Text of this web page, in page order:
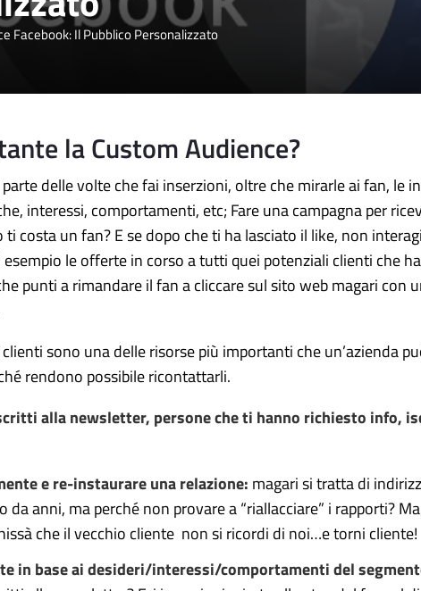
Facebook: Il Pubblico Personalizzato
la Custom Audience?
delle volte che fai inserzioni, oltre che mirarle ai fan, le
interessi, comportamenti, etc; Fare una campagna per
costa un fan? E se dopo che ti ha lasciato il like, non
esempio le offerte in corso a tutti quei potenziali clienti che
punti a rimandare il fan a cliccare sul sito web magari con
sono una delle risorse più importanti che un’azienda
rendono possibile ricontattarli.
alla newsletter, persone che ti hanno richiesto info,
e re-instaurare una relazione: magari si tratta di
da anni, ma perché non provare a “riallacciare” i rapporti?
che il vecchio cliente non si ricordi di noi…e torni cliente!
in base ai desideri/interessi/comportamenti del